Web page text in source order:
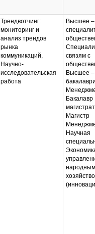
Трендвотчинг:
мониторинг и
анализ трендов
рынка
коммуникаций,
Научно-
исследовательская
работа
Высшее –
связям с
Высшее –
Магистр
Научная
народным